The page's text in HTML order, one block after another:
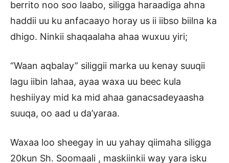
berrito noo soo laabo, siligga haraadiga ahna
haddii uu ku anfacaayo horay us ii iibso biilna ka
dhigo. Ninkii shaqaalaha ahaa wuxuu yiri;
“Waan aqbalay” siliggii marka uu kenay suuqii
lagu iibin lahaa, ayaa waxa uu beec kula
heshiiyay mid ka mid ahaa ganacsadeyaasha
suuqa, oo aad u da’yaraa.
Waxaa loo sheegay in uu yahay qiimaha siligga
20kun Sh. Soomaali , maskiinkii way yara isku